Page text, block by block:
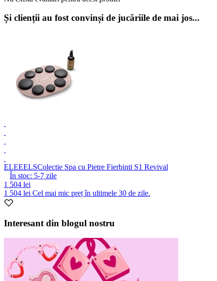
Și clienții au fost convinși de jucăriile de mai jos...
ELEEELSColectie Spa cu Pietre Fierbinti S1 Revival
În stoc: 5-7 zile
1 504 lei
1 504 lei Cel mai mic preț în ultimele 30 de zile.
1
1
Interesant din blogul nostru